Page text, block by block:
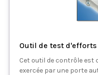
Outil de test d'efforts
Cet outil de contrôle est
exercée par une porte